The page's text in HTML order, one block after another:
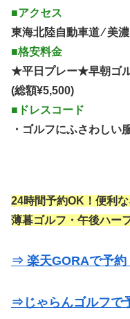
■アクセス
東海北陸自動車道 ⁄ 美
■格安料金
★平日プレー★早朝ゴ
(総額¥5,500)
■ドレスコード
・ゴルフにふさわしい
24時間予約OK！便利な
薄暮ゴルフ・午後ハー
⇒ 楽天GORAで予約
⇒じゃらんゴルフで